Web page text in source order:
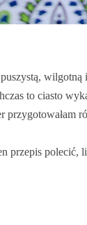
to ciasto
przygotowałam
przepis polecić,